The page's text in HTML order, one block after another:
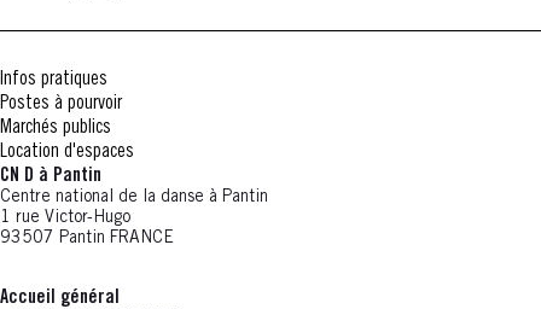
Infos pratiques
Postes à pourvoir
Marchés publics
Location d'espaces
CN D à Pantin
Centre national de la danse à Pantin
1 rue Victor-Hugo
93507 Pantin FRANCE
Accueil général